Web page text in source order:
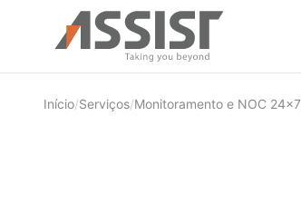
Ir direto para o conteúdo
Início/Serviços/Monitoramento e NOC 24×7